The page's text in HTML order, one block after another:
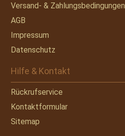
Versand- & Zahlungsbedingungen
AGB
Impressum
Datenschutz
Hilfe & Kontakt
Rückrufservice
Kontaktformular
Sitemap